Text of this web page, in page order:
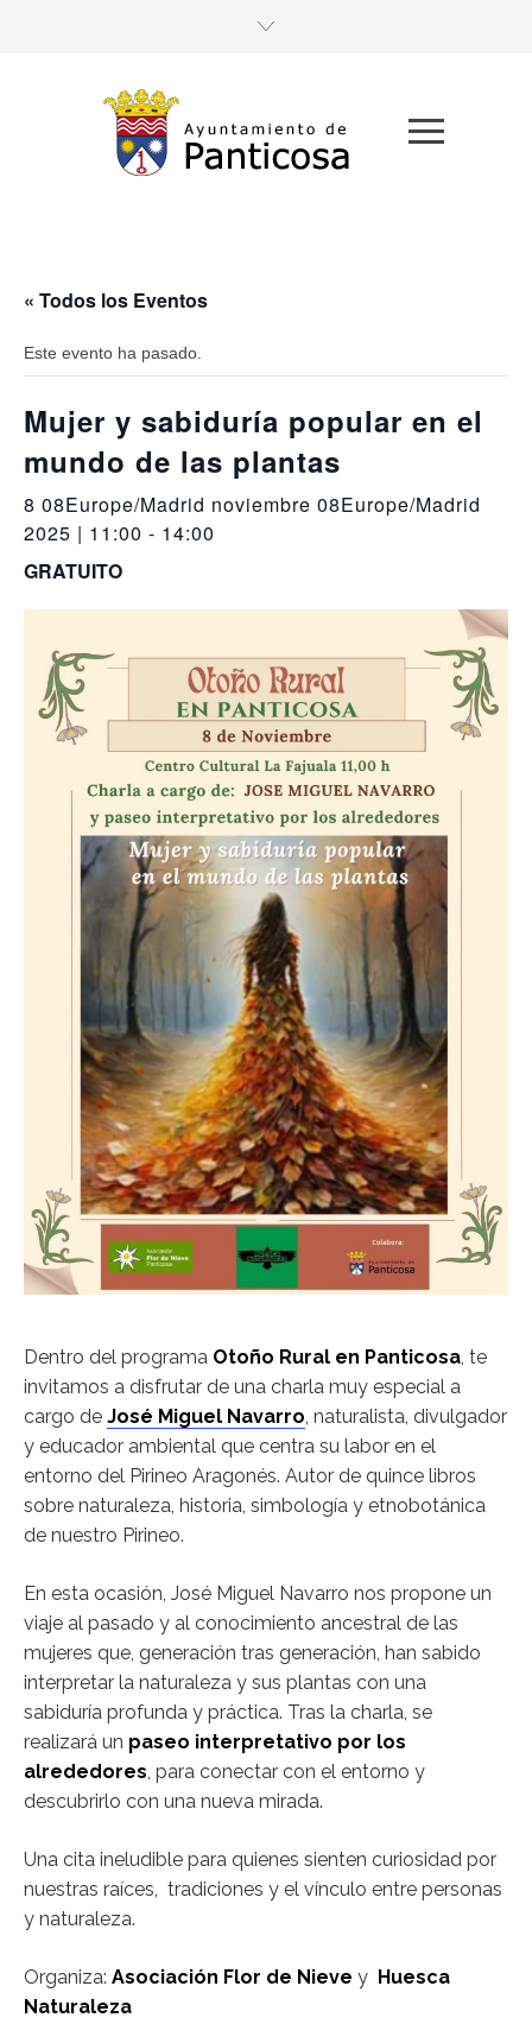
« Todos los Eventos
Este evento ha pasado.
Mujer y sabiduría popular en el
mundo de las plantas
8 08Europe/Madrid noviembre 08Europe/Madrid
2025 | 11:00 - 14:00
GRATUITO
Dentro del programa Otoño Rural en Panticosa, te
invitamos a disfrutar de una charla muy especial a
cargo de José Miguel Navarro, naturalista, divulgador
y educador ambiental que centra su labor en el
entorno del Pirineo Aragonés. Autor de quince libros
sobre naturaleza, historia, simbología y etnobotánica
de nuestro Pirineo.
En esta ocasión, José Miguel Navarro nos propone un
viaje al pasado y al conocimiento ancestral de las
mujeres que, generación tras generación, han sabido
interpretar la naturaleza y sus plantas con una
sabiduría profunda y práctica. Tras la charla, se
realizará un paseo interpretativo por los
alrededores, para conectar con el entorno y
descubrirlo con una nueva mirada.
Una cita ineludible para quienes sienten curiosidad por
nuestras raíces, tradiciones y el vínculo entre personas
y naturaleza.
Organiza: Asociación Flor de Nieve y Huesca
Naturaleza